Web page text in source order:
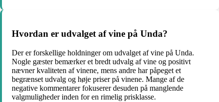
Hvordan er udvalget af vine på Unda?
Der er forskellige holdninger om udvalget af vine på Unda.
Nogle gæster bemærker et bredt udvalg af vine og positivt
nævner kvaliteten af vinene, mens andre har påpeget et
begrænset udvalg og høje priser på vinene. Mange af de
negative kommentarer fokuserer desuden på manglende
valgmuligheder inden for en rimelig prisklasse.